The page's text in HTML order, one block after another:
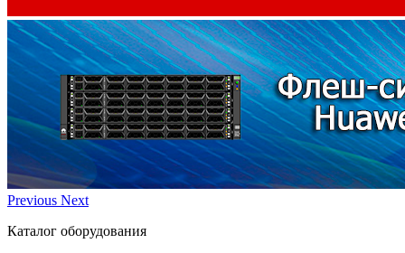
Previous Next
Каталог оборудования